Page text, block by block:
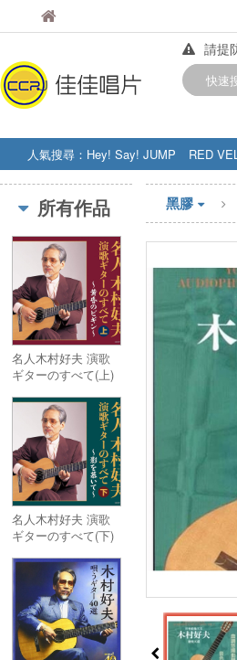
佳佳唱片
請提
【中
快速
人氣搜尋： Hey! Say! JUMP RED
STRAY KIDS
盧廣仲 周杰伦
所有作品
名人木村好夫 演歌
ギターのすべて(上)
名人木村好夫 演歌
ギターのすべて(下)
黑膠